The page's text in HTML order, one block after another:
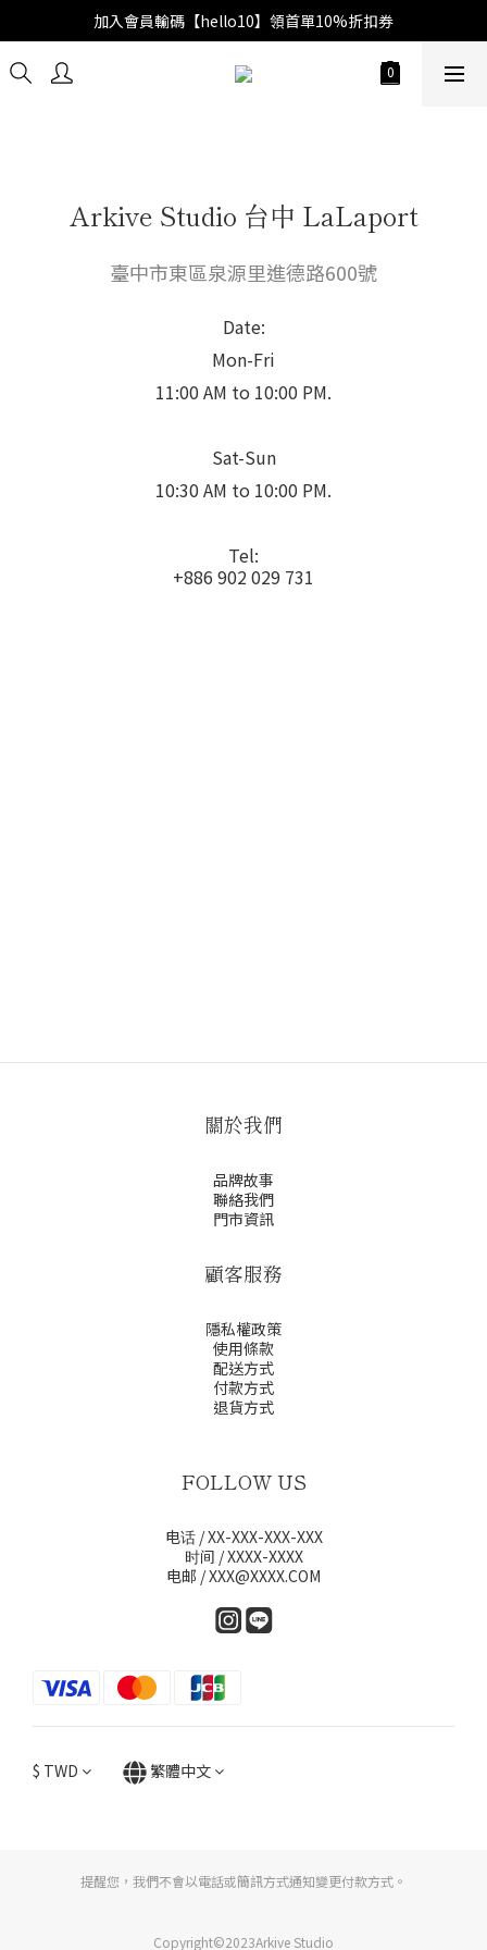
加入會員輸碼【hello10】領首單10%折扣券
Arkive Studio 台中 LaLaport
臺中市東區泉源里進德路600號
Date:
Mon-Fri
11:00 AM to 10:00 PM.
Sat-Sun
10:30 AM to 10:00 PM.
Tel:
+886 902 029 731
關於我們
品牌故事
聯絡我們
門市資訊
顧客服務
隱私權政策
使用條款
配送方式
付款方式
退貨方式
FOLLOW US
电话 / XX-XXX-XXX-XXX
时间 / XXXX-XXXX
电邮 / XXX@XXXX.COM
$ TWD 繁體中文
提醒您，我們不會以電話或簡訊方式通知變更付款方式。
Copyright©2023Arkive Studio